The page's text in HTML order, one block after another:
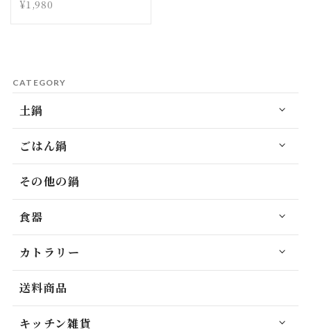
¥1,980
CATEGORY
土鍋
ごはん鍋
その他の鍋
食器
カトラリー
送料商品
キッチン雑貨